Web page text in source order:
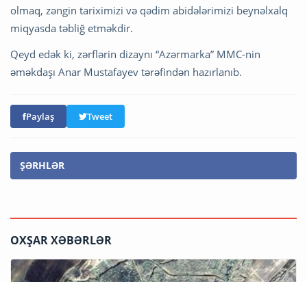
olmaq, zəngin tariximizi və qədim abidələrimizi beynəlxalq
miqyasda təbliğ etməkdir.
Qeyd edək ki, zərflərin dizaynı “Azərmarka” MMC-nin
əməkdaşı Anar Mustafayev tərəfindən hazırlanıb.
Paylaş Tweet
ŞƏRHLƏR
OXŞAR XƏBƏRLƏR